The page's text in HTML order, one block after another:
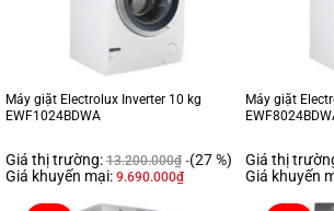
Máy giặt Electrolux Inverter 10 kg
EWF1024BDWA
Giá thị trường: 13.200.000₫ (27 %)
Giá khuyến mại: 9.690.000₫
Máy giặt
Giá thị
Giá khuyến